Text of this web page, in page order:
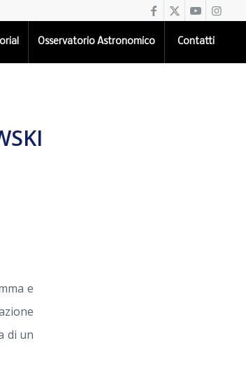
Osservatorio Astronomico Contatti
e
di un